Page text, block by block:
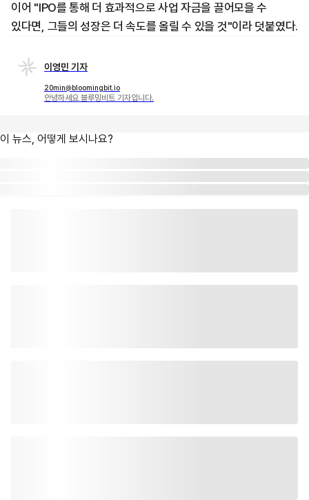
이어 "IPO를 통해 더 효과적으로 사업 자금을 끌어모을 수
있다면, 그들의 성장은 더 속도를 올릴 수 있을 것"이라 덧붙였다.
이영민 기자
20min@bloomingbit.io
안녕하세요 블루밍비트 기자입니다.
이 뉴스, 어떻게 보시나요?